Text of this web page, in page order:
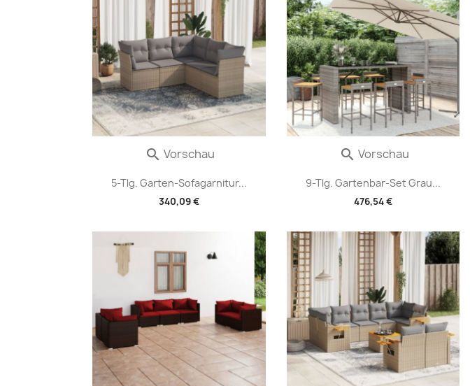
5-Tlg. Garten-Sofagarnitur...
340,09 €
 Vorschau
9-Tlg. Gartenbar-Set Grau...
476,54 €
 Vorschau